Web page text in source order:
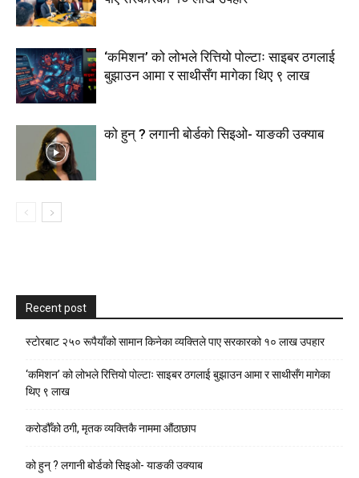
‘कमिशन’ को लोभले रित्तियो पोल्टाः साइबर ठगलाई
बुझाउन आमा र साथीसँग मागेका थिए ९ लाख
को हुन् ? लगानी बोर्डको सिइओ- याङकी उक्याब
Recent post
स्टाेरबाट २५० रूपैयाँको सामान किनेका व्यक्तिले पाए सरकारको १० लाख उपहार
‘कमिशन’ को लोभले रित्तियो पोल्टाः साइबर ठगलाई बुझाउन आमा र साथीसँग मागेका
थिए ९ लाख
करोडौँको ठगी, मृतक व्यक्तिकै नाममा औंठाछाप
को हुन् ? लगानी बोर्डको सिइओ- याङकी उक्याब